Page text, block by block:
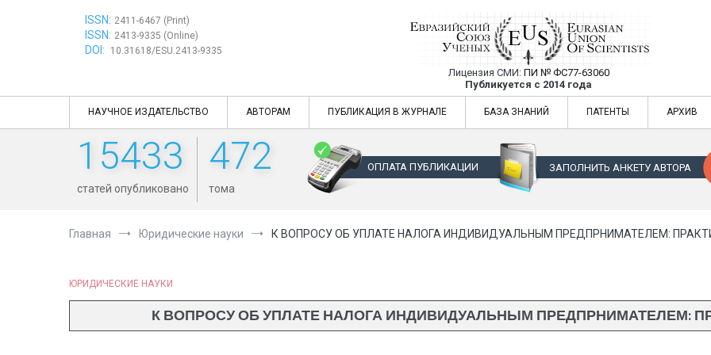
ISSN: 2411-6467 (Print)
ISSN: 2413-9335 (Online)
DOI: 10.31618/ESU.2413-9335
Евразийский Союз Ученых —
Лицензия СМИ: ПИ № ФС77-63060
Публикуется с 2014 года
Евразийский Союз Ученых — публикация научных статей в
НАУЧНОЕ ИЗДАТЕЛЬСТВО АВТОРАМ ПУБЛИКАЦИЯ В ЖУРНАЛЕ БАЗА ЗНАНИЙ ПАТЕНТЫ АРХИВ
15433
статей опубликовано
472
тома
ОПЛАТА ПУБЛИКАЦИИ ЗАПОЛНИТЬ АНКЕТУ АВТОРА
Главная Юридические науки К ВОПРОСУ ОБ УПЛАТЕ НАЛОГА ИНДИВИДУАЛЬНЫМ ПРЕДПРНИМАТЕЛЕМ:
ЮРИДИЧЕСКИЕ НАУКИ
К ВОПРОСУ ОБ УПЛАТЕ НАЛОГА ИНДИВИДУАЛЬНЫМ ПРЕДПРНИМАТЕЛЕМ: